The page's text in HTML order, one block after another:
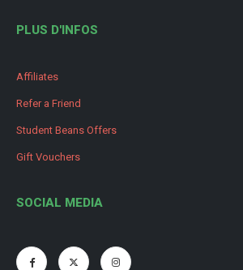
PLUS D'INFOS
Affiliates
Refer a Friend
Student Beans Offers
Gift Vouchers
SOCIAL MEDIA